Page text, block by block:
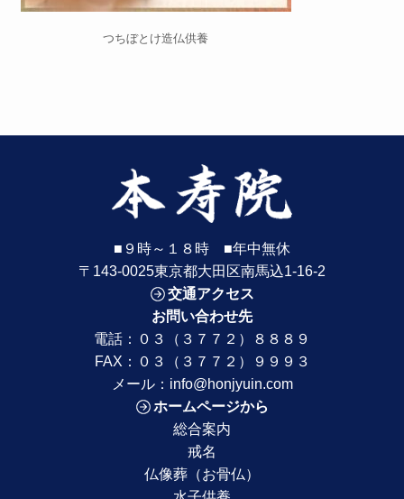
つちぼとけ造仏供養
■９時～１８時 ■年中無休
〒143-0025東京都大田区南馬込1-16-2
交通アクセス
お問い合わせ先
電話： ０３（３７７２）８８８９
FAX：０３（３７７２）９９９３
メール： info@honjyuin.com
ホームページから
総合案内
戒名
仏像葬（お骨仏）